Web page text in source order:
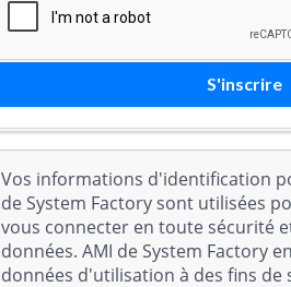
Vos informations d'identification
de System Factory sont utilisées
vous connecter en toute sécurité
données. AMI de System Factory
données d'utilisation à des fins